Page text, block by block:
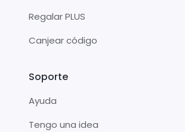
Regalar PLUS
Canjear código
Soporte
Ayuda
Tengo una idea